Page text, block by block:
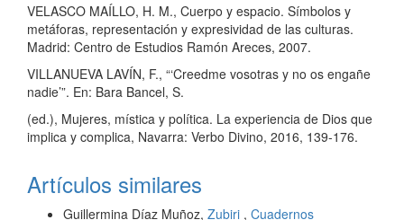
VELASCO MAÍLLO, H. M., Cuerpo y espacio. Símbolos y
metáforas, representación y expresividad de las culturas.
Madrid: Centro de Estudios Ramón Areces, 2007.
VILLANUEVA LAVÍN, F., “‘Creedme vosotras y no os engañe
nadie’”. En: Bara Bancel, S.
(ed.), Mujeres, mística y política. La experiencia de Dios que
implica y complica, Navarra: Verbo Divino, 2016, 139-176.
Artículos similares
Guillermina Díaz Muñoz, Zubiri , Cuadernos